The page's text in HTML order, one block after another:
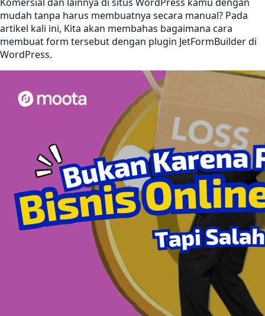
mudah tanpa harus membuatnya secara manual? Pada
artikel kali ini, Kita akan membahas bagaimana cara
membuat form tersebut dengan plugin JetFormBuilder di
WordPress.